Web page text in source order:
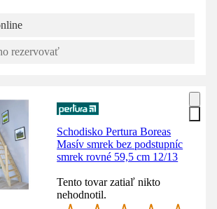
rezervovať
Schodisko Pertura Boreas
Masív smrek bez podstupníc
smrek rovné 59,5 cm 12/13
Tento tovar zatiaľ nikto
nehodnotil.